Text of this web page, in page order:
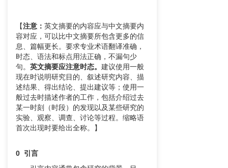
【注意： 英文摘要的内容应与中文摘要内
容对应，可以比中文摘要所包含更多的信
息、篇幅更长。要求专业术语翻译准确，
时态、语法和标点用法正确，不漏句少
句。 英文摘要应注意时态。 建议使用一般
现在时说明研究目的、叙述研究内容、描
述结果、得出结论、提出建议等；使用一
般过去时描述作者的工作，包括介绍过去
某一时刻（时段）的发现以及某些研究的
实验、观察、调查、讨论等过程。缩略语
首次出现时要给出全称。】
0 引言